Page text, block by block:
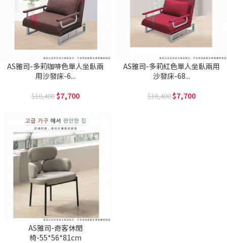
AS雅司-多莉咖啡色單人坐臥兩
用沙發床-6...
10,400 7,700
AS雅司-多莉紅色單人坐臥兩用
沙發床-68...
10,400 7,700
AS雅司-奇客休閒
椅-55*56*81cm